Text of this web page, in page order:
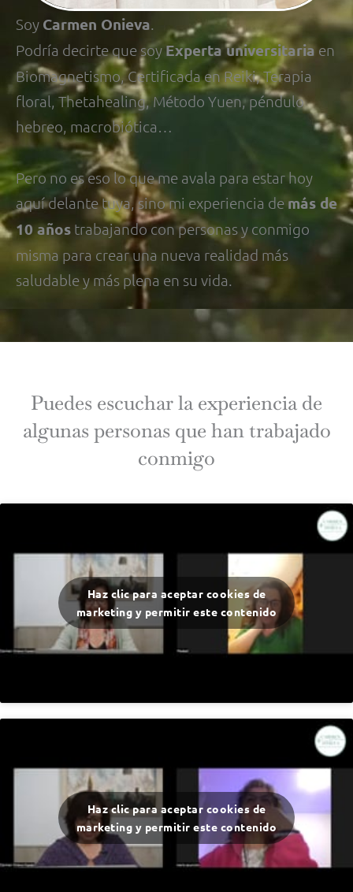
Soy Carmen Onieva.
Podría decirte que soy Experta universitaria en
Biomagnetismo, Certificada en Reiki, Terapia
floral, Thetahealing, Método Yuen, péndulo
hebreo, macrobiótica…
Pero no es eso lo que me avala para estar hoy
aquí delante tuya, sino mi experiencia de más de
10 años trabajando con personas y conmigo
misma para crear una nueva realidad más
saludable y más plena en su vida.
Puedes escuchar la experiencia de
algunas personas que han trabajado
conmigo
Haz clic para aceptar cookies de
marketing y permitir este contenido
Haz clic para aceptar cookies de
marketing y permitir este contenido